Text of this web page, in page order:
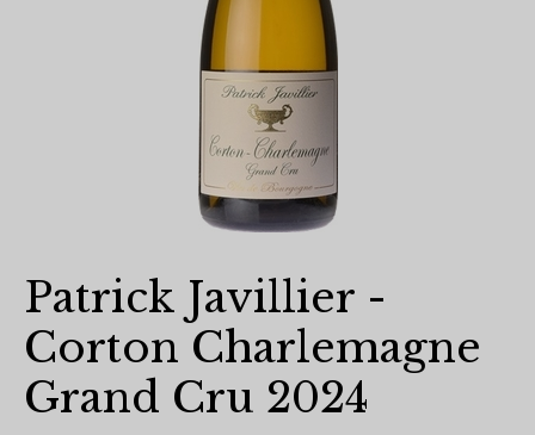
Patrick Javillier -
Corton Charlemagne
Grand Cru 2024